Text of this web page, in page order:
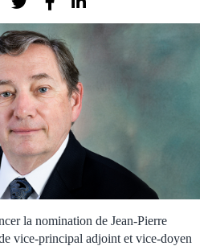
la nomination de Jean-Pierre
vice-principal adjoint et vice-doyen